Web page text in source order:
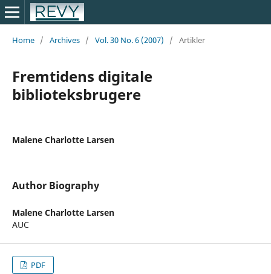
Home / Archives / Vol. 30 No. 6 (2007) / Artikler
Fremtidens digitale
biblioteksbrugere
Malene Charlotte Larsen
Author Biography
Malene Charlotte Larsen
AUC
PDF